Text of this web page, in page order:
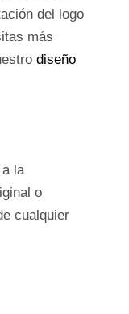
del logo
más
diseño
la
o
cualquier